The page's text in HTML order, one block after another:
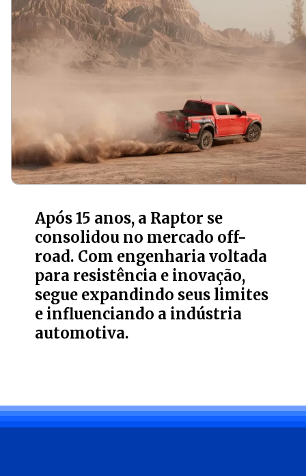
Após 15 anos, a Raptor se
consolidou no mercado off-
road. Com engenharia voltada
para resistência e inovação,
segue expandindo seus limites
e influenciando a indústria
automotiva.